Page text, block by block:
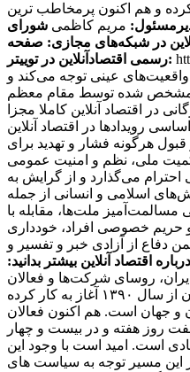
از سال ۸۹ آغاز بکار کرده و هم اکنون پرمخاطب ترین
مریم کاظمی شورای
در شبکه‌های مجازی: صفحه
رسمی اقتصادآنلاین در توییتر:
واقعیت‌های عینی توجه می‌کند و
مشخص شده توسط مقام معظم
در اقتصاد آنلاین کاملا مجزا
متن‌ها و سندها و حذف اطلاعات اساسی رویدادها در اقتصاد آنلاین
خودداری می‌کند. ۶- اقتصاد آنلاین و روزنامه نگارانش از قبول هرگونه فشار و تهدید برای
۷- روزنامه‌نگار ما با احترام به استقلال و حاکمیت ملی، نظم و امنیت عمومی
و عفت عمومی احترام می‌گذارد و از گرایش به
خودداری می‌کند. ۹- روزنامه‌نگار ما برای پاسداشت ارزش‌های اسلامی و انسانی از جمله
ملت‌ها و فرهنگ‌ها، احترام خاص قائل است. ۱۰- کوشش در راه همزیستی مسالمت‌آمیز ملت‌ها، مقابله با
از رسالت‌های مهم روزنامه‌نگاری است. ۱۱- احترام به حیثیت شخصی و حریم خصوصی افراد، خودداری
ما محسوب می‌شود. ۱۲- روزنامه‌نگار ما موظف است ضمن دفاع از آزادی خبر و تفسیر و
درباره اقتصاد آنلاین بیشتر بدانید:
مدیران، روسای شرکت‌ها و فعالان
اقتصادی هستند که می‌خواهند یک روز زودتر از اخبار مطلع شوند و در نتیجه به روزنامه‌ها اکتفا نمی‌کنند. اقتصاد آنلاین، به عنوان اولین سایت جامع خبری-تحلیلی اقتصاد ایران از سال ۱۳۹۰ آغاز به کار کرده
و جهان است. هم اکنون فعالان
روز هفته و در بیست و چهار
است. امید است با وجود این
این مسیر توجه به سیاست های